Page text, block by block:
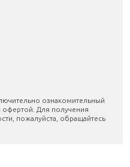
ознакомительный
офертой. Для получения
пожалуйста, обращайтесь